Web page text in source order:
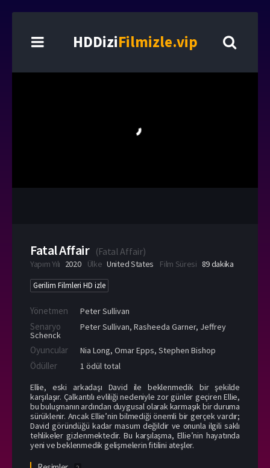
HDDiziFilmizle.vip
Fatal Affair (Fatal Affair)
Yapım Yılı 2020 Ülke United States Film Süresi 89 dakika
Gerilim Filmleri HD izle
Yönetmen Peter Sullivan
Senaryo Peter Sullivan, Rasheeda Garner, Jeffrey
Schenck
Oyuncular Nia Long, Omar Epps, Stephen Bishop
Ödüller
1 ödül total
Ellie, eski arkadaşı David ile beklenmedik bir şekilde
karşılaşır. Çalkantılı evliliği nedeniyle zor günler geçiren Ellie,
bu buluşmanın ardından duygusal olarak karmaşık bir duruma
sürüklenir. Ancak Ellie’nin bilmediği önemli bir gerçek vardır;
David göründüğü kadar masum değildir ve onunla ilgili saklı
tehlikeler gizlenmektedir. Bu karşılaşma, Ellie’nin hayatında
yeni ve beklenmedik gelişmelerin fitilini ateşler.